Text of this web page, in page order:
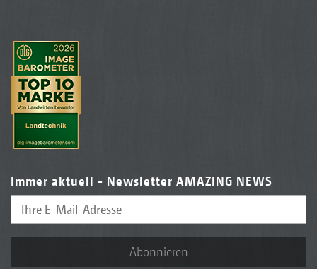
Immer aktuell - Newsletter AMAZING NEWS
Abonnieren